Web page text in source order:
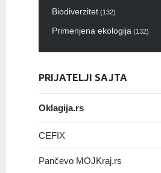
Biodiverzitet (132)
Primenjena ekologija (132)
PRIJATELJI SAJTA
Oklagija.rs
CEFIX
Pančevo MOJKraj.rs